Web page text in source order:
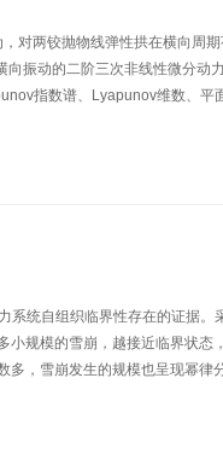
对两铰抛物线弹性拱在横向周
振动的二阶三次非线性微分动
指数谱、Lyapunov维数、平
统自组织临界性存在的证据。
规模的雪崩，越接近临界状态
，雪崩发生的规模也呈现幂律